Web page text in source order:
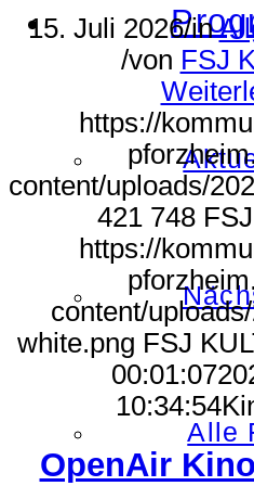
Alle
15. Juli 2026/in
/von FSJ
https://
content/uploads/
421 748
https://
content/
white.png FSJ
00:01:07
10:34:54
OpenAir